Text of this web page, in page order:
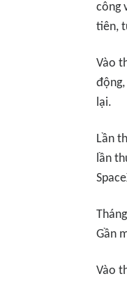
công
tiên,
Vào
lại.
Lần
lần
Gần
Vào